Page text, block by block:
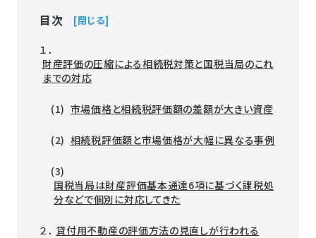
目次 閉じる
１．
財産評価の圧縮による相続税対策と国税当局のこれ
までの対応
(1) 市場価格と相続税評価額の差額が大きい資産
(2) 相続税評価額と市場価格が大幅に異なる事例
(3)
国税当局は財産評価基本通達6項に基づく課税処
分などで個別に対応してきた
２． 貸付用不動産の評価方法の見直しが行われる